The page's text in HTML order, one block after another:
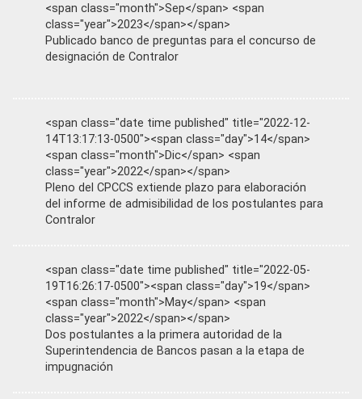
<span class="month">Sep</span> <span
class="year">2023</span></span>
Publicado banco de preguntas para el concurso de
designación de Contralor
<span class="date time published" title="2022-12-
14T13:17:13-0500"><span class="day">14</span>
<span class="month">Dic</span> <span
class="year">2022</span></span>
Pleno del CPCCS extiende plazo para elaboración
del informe de admisibilidad de los postulantes para
Contralor
<span class="date time published" title="2022-05-
19T16:26:17-0500"><span class="day">19</span>
<span class="month">May</span> <span
class="year">2022</span></span>
Dos postulantes a la primera autoridad de la
Superintendencia de Bancos pasan a la etapa de
impugnación